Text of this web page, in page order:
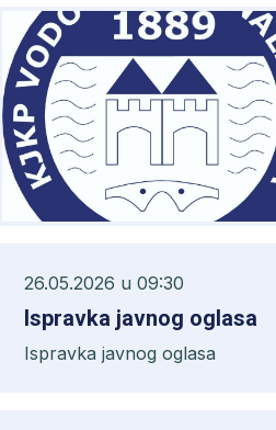
26.05.2026 u 09:30
Ispravka javnog oglasa
Ispravka javnog oglasa